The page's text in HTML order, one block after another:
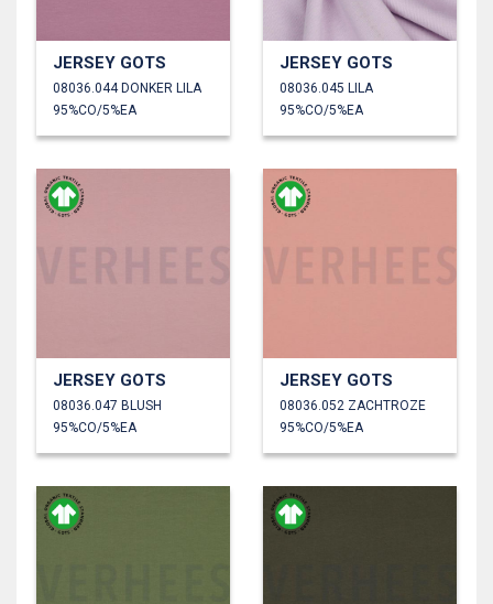
JERSEY GOTS
08036.044 DONKER LILA
95%CO/5%EA
JERSEY GOTS
08036.045 LILA
95%CO/5%EA
JERSEY GOTS
08036.047 BLUSH
95%CO/5%EA
JERSEY GOTS
08036.052 ZACHTROZE
95%CO/5%EA